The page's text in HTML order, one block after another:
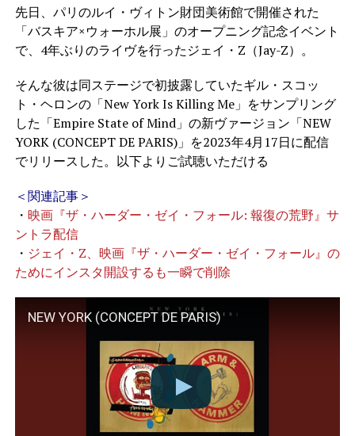
先日、パリのルイ・ヴィトン財団美術館で開催された
「バスキア×ウォーホル展」のオープニング記念イベント
で、4年ぶりのライヴを行ったジェイ・Z（Jay-Z）。
そんな彼は同ステージで初披露していたギル・スコッ
ト・ヘロンの「New York Is Killing Me」をサンプリング
した「Empire State of Mind」の新ヴァージョン「NEW
YORK (CONCEPT DE PARIS)」を2023年4月17日に配信
でリリースした。以下よりご試聴いただける
＜関連記事＞
・ 映画『ザ・ハーダー・ゼイ・フォール: 報復の荒野』サ
ントラ配信
・ ジェイ・Z、映画『ザ・ハーダー・ゼイ・フォール』の
ためにインスタ開設するも一瞬で削除
NEW YORK (CONCEPT DE PARIS)